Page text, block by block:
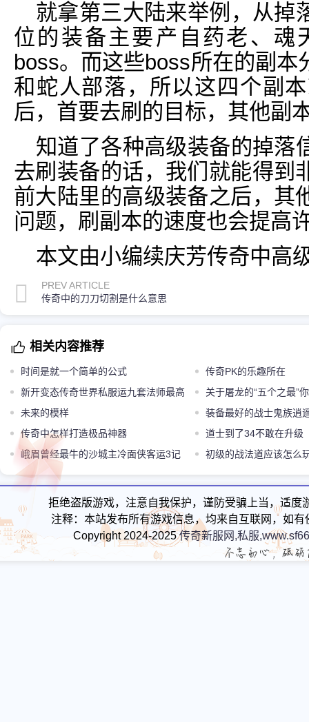
就拿第三大陆来举例，从掉
位的装备主要产自药老、魂
boss。而这些boss所在的副
和蛇人部落，所以这四个副
后，首要去刷的目标，其他副
知道了各种高级装备的掉落
去刷装备的话，我们就能得到
前大陆里的高级装备之后，其
问题，刷副本的速度也会提高
本文由小编续庆芳传奇中高
PREV ARTICLE
传奇中的刀刀切割是什么意思
相关内容推荐
时间是就一个简单的公式
传奇PK的乐趣所在
新开变态传奇世界私服运九套法师最高
魔法值上限可以达到100点吗
关于屠龙的“五个之最”
未来的模样
装备最好的战士鬼族逍
传奇中怎样打造极品神器
道士到了34不敢在升级
峨眉曾经最牛的沙城主冷面侠客运3记
忆爆给对手
初级的战法道应该怎么
拒绝盗版游戏，注意自我保护，谨防受骗上当，适
注释：本站发布所有游戏信息，均来自互联网，如
Copyright 2024-2025传奇新服网,私服